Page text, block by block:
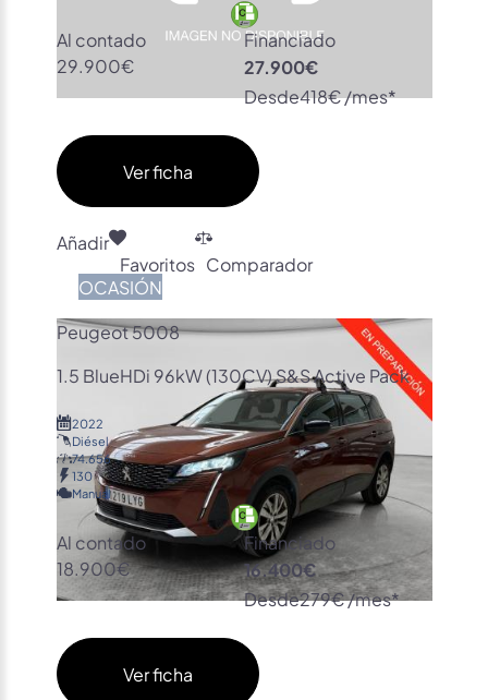
Al contado
29.900€
Financiado
27.900€
Desde418€ /mes*
Ver ficha
Añadir
Favoritos Comparador
OCASIÓN
Peugeot 5008
1.5 BlueHDi 96kW (130CV) S&S Active Pack
2022
Diésel
74.656
130
Manual
Al contado
18.900€
Financiado
16.400€
Desde279€ /mes*
Ver ficha